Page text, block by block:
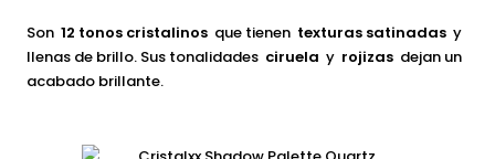
Son 12 tonos cristalinos que tienen texturas satinadas y
llenas de brillo. Sus tonalidades ciruela y rojizas dejan un
acabado brillante.